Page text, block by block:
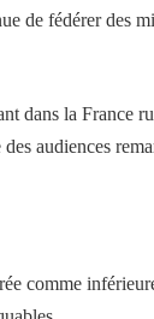
de fédérer des
la France
audiences